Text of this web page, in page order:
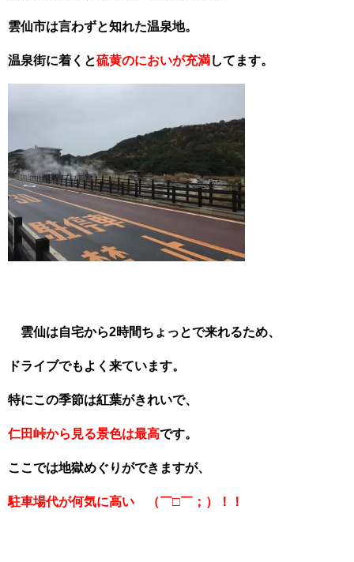
雲仙市は言わずと知れた温泉地。
温泉街に着くと硫黄のにおいが充満してます。
雲仙は自宅から2時間ちょっとで来れるため、
ドライブでもよく来ています。
特にこの季節は紅葉がきれいで、
仁田峠から見る景色は最高です。
ここでは地獄めぐりができますが、
駐車場代が何気に高い （￣□￣；）！！